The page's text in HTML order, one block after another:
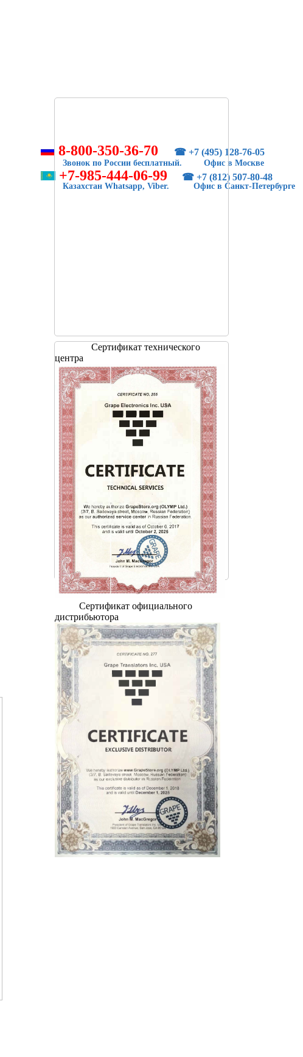
8-800-350-36-70 ☎ +7 (495) 128-76-05
Звонок по России бесплатный. Офис в Москве
+7-985-444-06-99 ☎ +7 (812) 507-80-48
Казахстан Whatsapp, Viber. Офис в Санкт-Петербурге
Сертификат технического
центра
Сертификат официального
дистрибьютора